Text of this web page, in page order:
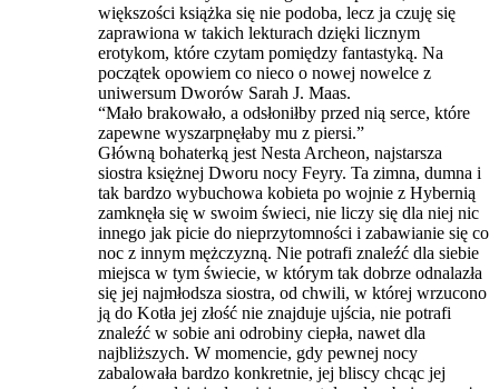
większości książka się nie podoba, lecz ja czuję się
zaprawiona w takich lekturach dzięki licznym
erotykom, które czytam pomiędzy fantastyką. Na
początek opowiem co nieco o nowej nowelce z
uniwersum Dworów Sarah J. Maas.
“Mało brakowało, a odsłoniłby przed nią serce, które
zapewne wyszarpnęłaby mu z piersi.”
Główną bohaterką jest Nesta Archeon, najstarsza
siostra księżnej Dworu nocy Feyry. Ta zimna, dumna i
tak bardzo wybuchowa kobieta po wojnie z Hybernią
zamknęła się w swoim świeci, nie liczy się dla niej nic
innego jak picie do nieprzytomności i zabawianie się co
noc z innym mężczyzną. Nie potrafi znaleźć dla siebie
miejsca w tym świecie, w którym tak dobrze odnalazła
się jej najmłodsza siostra, od chwili, w której wrzucono
ją do Kotła jej złość nie znajduje ujścia, nie potrafi
znaleźć w sobie ani odrobiny ciepła, nawet dla
najbliższych. W momencie, gdy pewnej nocy
zabalowała bardzo konkretnie, jej bliscy chcąc jej